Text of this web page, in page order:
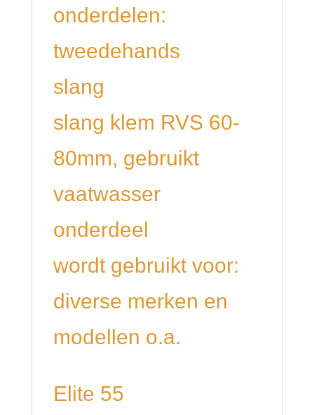
onderdelen:
tweedehands
slang
slang klem RVS 60-
80mm, gebruikt
vaatwasser
onderdeel
wordt gebruikt voor:
diverse merken en
modellen o.a.
Elite 55